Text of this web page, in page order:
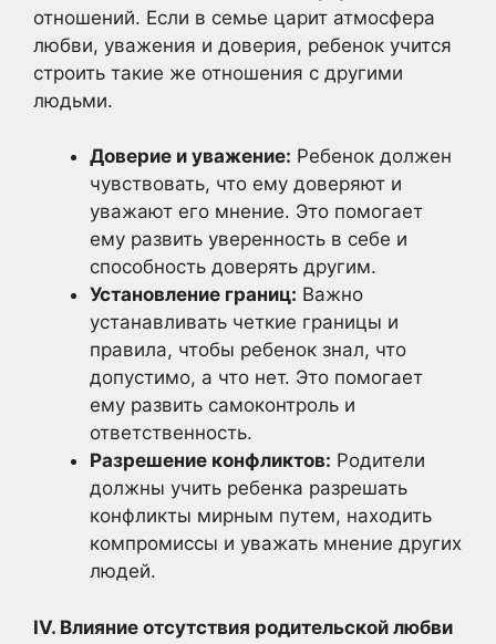
отношений. Если в семье царит атмосфера
любви, уважения и доверия, ребенок учится
строить такие же отношения с другими
людьми.
Доверие и уважение: Ребенок должен
чувствовать, что ему доверяют и
уважают его мнение. Это помогает
ему развить уверенность в себе и
способность доверять другим.
Установление границ: Важно
устанавливать четкие границы и
правила, чтобы ребенок знал, что
допустимо, а что нет. Это помогает
ему развить самоконтроль и
ответственность.
Разрешение конфликтов: Родители
должны учить ребенка разрешать
конфликты мирным путем, находить
компромиссы и уважать мнение других
людей.
IV. Влияние отсутствия родительской любви